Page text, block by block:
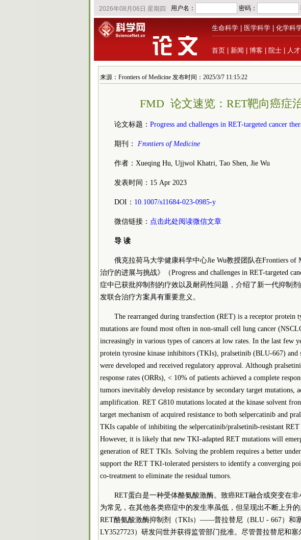
生命科学 医学科学 化学科
首页 新闻 博客 院士 人才
来源：Frontiers of Medicine 发布时间：2025/3/7 11:15:22
FMD 论文速览：RET靶向癌症
论文标题： Progress and challenges in RET-targeted cancer
期刊： Frontiers of Medicine
作者：Xueqing Hu, Ujjwol Khatri, Tao Shen, Jie Wu
发表时间：15 Apr 2023
DOI： 10.1007/s11684-023-0985-y
微信链接： 点击此处阅读微信文章
导 读
俄克拉荷马大学健康科学中心Jie Wu教授团队在Frontiers of
治疗的进展与挑战》（Progress and challenges in RET-targeted
症中已获批抑制剂的疗效以及耐药性问题，介绍了新一代抑制
发联合治疗方案具有重要意义。
The rearranged during transfection (RET) is a receptor protein
mutations are found most often in non-small cell lung cancer
increasingly in various types of cancers at low rates. In the last few
protein tyrosine kinase inhibitors (TKIs), pralsetinib (BLU-667)
were developed and received regulatory approval. Although
response rates (ORRs), < 10% of patients achieved a complete
tumors inevitably develop resistance by secondary target mutations,
amplification. RET G810 mutations located at the kinase solvent
target mechanism of acquired resistance to both selpercatinib and
TKIs capable of inhibiting the selpercatinib/pralsetinib-resistant
However, it is likely that new TKI-adapted RET mutations will
generation of RET TKIs. Solving the problem requires a better
support the RET TKI-tolerated persisters to identify a converging
co-treatment to eliminate the residual tumors.
RET蛋白是一种受体酪氨酸激酶。致癌RET融合或突变在
为常见，在其他各类癌症中的发生率虽低，但呈现出不断上升
RET酪氨酸激酶抑制剂（TKIs）——普拉替尼（BLU - 667）和
LY3527723）研发问世并获得监管部门批准。尽管普拉替尼和塞